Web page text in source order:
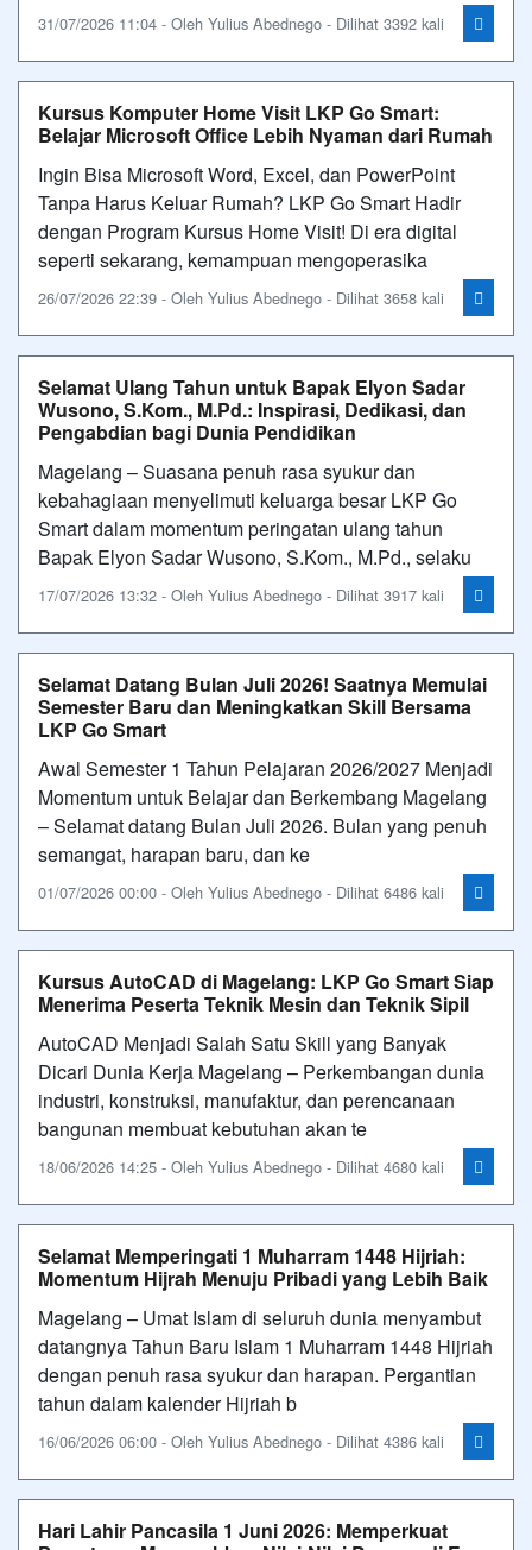
31/07/2026 11:04 - Oleh Yulius Abednego - Dilihat 3392 kali
Kursus Komputer Home Visit LKP Go Smart:
Belajar Microsoft Office Lebih Nyaman dari Rumah
Ingin Bisa Microsoft Word, Excel, dan PowerPoint
Tanpa Harus Keluar Rumah? LKP Go Smart Hadir
dengan Program Kursus Home Visit! Di era digital
seperti sekarang, kemampuan mengoperasika
26/07/2026 22:39 - Oleh Yulius Abednego - Dilihat 3658 kali
Selamat Ulang Tahun untuk Bapak Elyon Sadar
Wusono, S.Kom., M.Pd.: Inspirasi, Dedikasi, dan
Pengabdian bagi Dunia Pendidikan
Magelang – Suasana penuh rasa syukur dan
kebahagiaan menyelimuti keluarga besar LKP Go
Smart dalam momentum peringatan ulang tahun
Bapak Elyon Sadar Wusono, S.Kom., M.Pd., selaku
17/07/2026 13:32 - Oleh Yulius Abednego - Dilihat 3917 kali
Selamat Datang Bulan Juli 2026! Saatnya Memulai
Semester Baru dan Meningkatkan Skill Bersama
LKP Go Smart
Awal Semester 1 Tahun Pelajaran 2026/2027 Menjadi
Momentum untuk Belajar dan Berkembang Magelang
– Selamat datang Bulan Juli 2026. Bulan yang penuh
semangat, harapan baru, dan ke
01/07/2026 00:00 - Oleh Yulius Abednego - Dilihat 6486 kali
Kursus AutoCAD di Magelang: LKP Go Smart Siap
Menerima Peserta Teknik Mesin dan Teknik Sipil
AutoCAD Menjadi Salah Satu Skill yang Banyak
Dicari Dunia Kerja Magelang – Perkembangan dunia
industri, konstruksi, manufaktur, dan perencanaan
bangunan membuat kebutuhan akan te
18/06/2026 14:25 - Oleh Yulius Abednego - Dilihat 4680 kali
Selamat Memperingati 1 Muharram 1448 Hijriah:
Momentum Hijrah Menuju Pribadi yang Lebih Baik
Magelang – Umat Islam di seluruh dunia menyambut
datangnya Tahun Baru Islam 1 Muharram 1448 Hijriah
dengan penuh rasa syukur dan harapan. Pergantian
tahun dalam kalender Hijriah b
16/06/2026 06:00 - Oleh Yulius Abednego - Dilihat 4386 kali
Hari Lahir Pancasila 1 Juni 2026: Memperkuat